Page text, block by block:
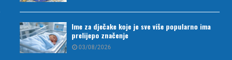
Ime za dječake koje je sve više popularno ima
prelijepo značenje
03/08/2026